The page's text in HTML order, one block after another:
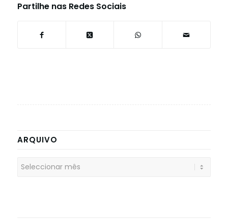
Partilhe nas Redes Sociais
ARQUIVO